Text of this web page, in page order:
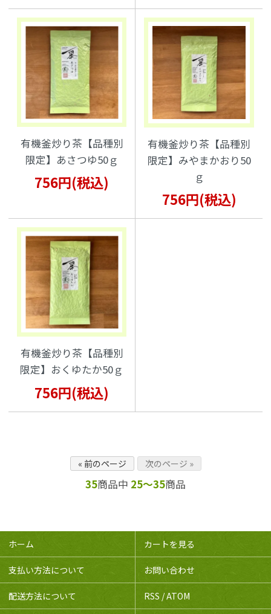
有機釜炒り茶【品種別
限定】あさつゆ50ｇ
756円(税込)
有機釜炒り茶【品種別
限定】みやまかおり50
ｇ
756円(税込)
有機釜炒り茶【品種別
限定】おくゆたか50ｇ
756円(税込)
« 前のページ 次のページ »
35商品中 25～35商品
ホーム
支払い方法について
配送方法について
カートを見る
お問い合わせ
RSS /ATOM